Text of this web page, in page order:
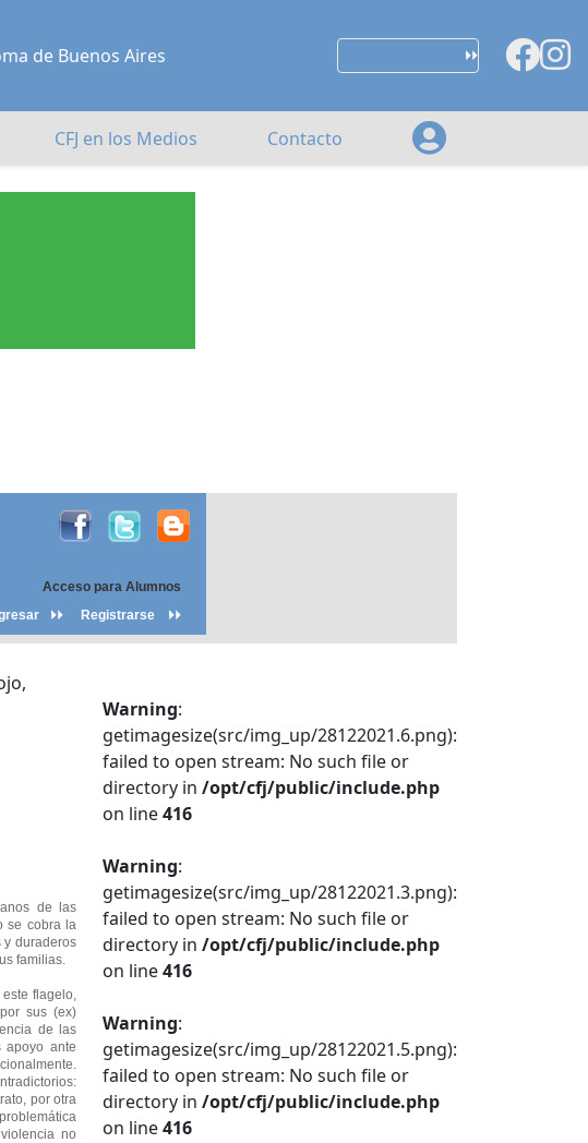
de Buenos Aires
CFJ en los Medios Contacto
Acceso para Alumnos
Registrarse
de las
se cobra la
y duraderos
familias.
flagelo,
sus (ex)
de las
apoyo ante
por otra
no
Warning:
getimagesize(src/img_up/28122021.6.png):
failed to open stream: No such file or
directory in /opt/cfj/public/include.php
on line416
Warning:
getimagesize(src/img_up/28122021.3.png):
failed to open stream: No such file or
directory in /opt/cfj/public/include.php
on line416
Warning:
getimagesize(src/img_up/28122021.5.png):
failed to open stream: No such file or
directory in /opt/cfj/public/include.php
on line416